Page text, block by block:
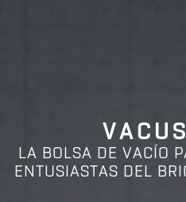
LA BOLSA DE VACÍO
ENTUSIASTAS DEL